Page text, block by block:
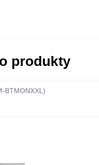
produkty
BTMONXXL)